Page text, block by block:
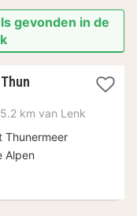
gevonden in de
1
vanaf
€
km van Lenk
Thunermeer
Alpen